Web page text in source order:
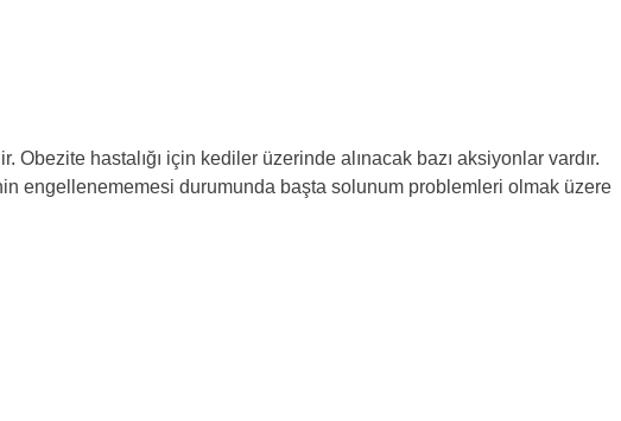
hastalığı için kediler üzerinde alınacak bazı aksiyonlar vardır.
engellenememesi durumunda başta solunum problemleri olmak üzere